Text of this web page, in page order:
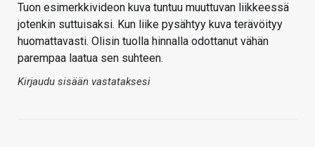
Tuon esimerkkivideon kuva tuntuu muuttuvan liikkeessä
jotenkin suttuisaksi. Kun liike pysähtyy kuva terävöityy
huomattavasti. Olisin tuolla hinnalla odottanut vähän
parempaa laatua sen suhteen.
Kirjaudu sisään vastataksesi